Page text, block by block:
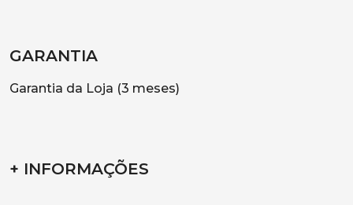
GARANTIA
Garantia da Loja (3 meses)
+ INFORMAÇÕES